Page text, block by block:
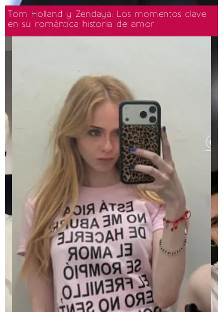
Tom Holland y Zendaya: Los momentos clave
en su romántica historia de amor